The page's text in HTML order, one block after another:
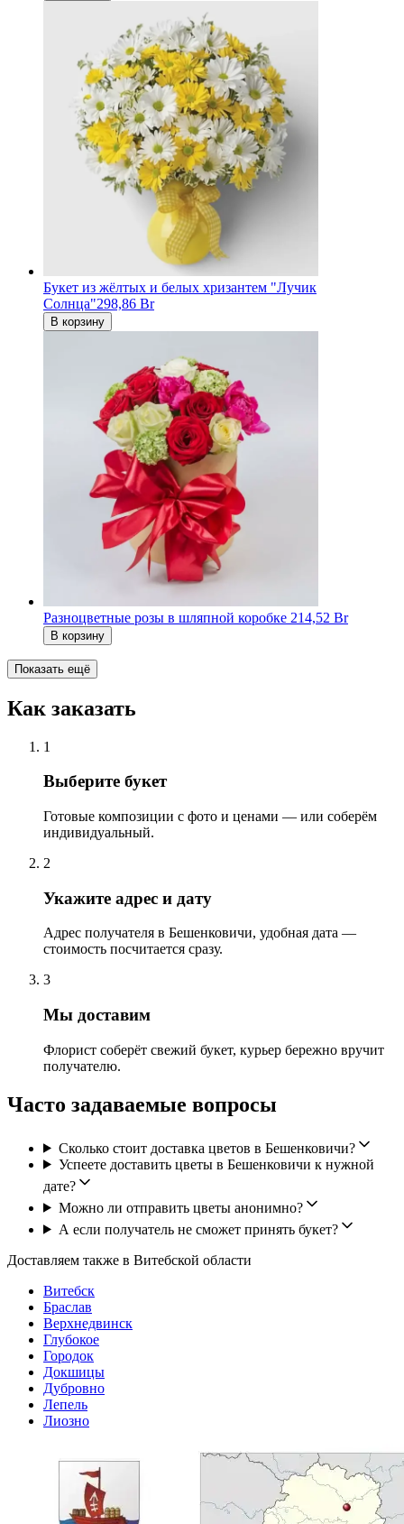
Букет из жёлтых и белых хризантем "Лучик
Солнца"298,86 Br
В корзину
Разноцветные розы в шляпной коробке 214,52 Br
В корзину
Показать ещё
Как заказать
1
Выберите букет
Готовые композиции с фото и ценами — или соберём
индивидуальный.
2
Укажите адрес и дату
Адрес получателя в Бешенковичи, удобная дата —
стоимость посчитается сразу.
3
Мы доставим
Флорист соберёт свежий букет, курьер бережно вручит
получателю.
Часто задаваемые вопросы
Сколько стоит доставка цветов в Бешенковичи?
Успеете доставить цветы в Бешенковичи к нужной
дате?
Можно ли отправить цветы анонимно?
А если получатель не сможет принять букет?
Доставляем также в Витебской области
Витебск
Браслав
Верхнедвинск
Глубокое
Городок
Докшицы
Дубровно
Лепель
Лиозно